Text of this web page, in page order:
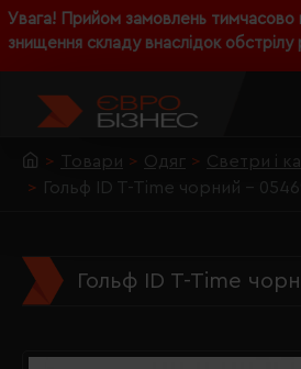
Увага! Прийом замовлень тимчасово
знищення складу внаслідок обстрілу
Товари Одяг
Светри і
Гольф ID T-Time чорний -
Гольф ID T-Time